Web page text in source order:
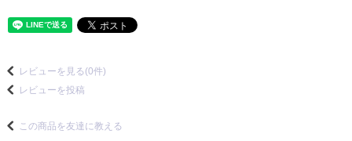
レビューを見る(0件)
レビューを投稿
この商品を友達に教える